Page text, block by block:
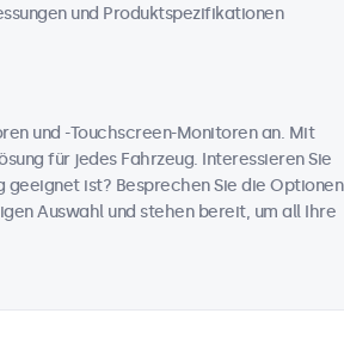
und Produktspezifikationen
und -Touchscreen-Monitoren an. Mit
für jedes Fahrzeug. Interessieren Sie
ist? Besprechen Sie die Optionen
Auswahl und stehen bereit, um all Ihre